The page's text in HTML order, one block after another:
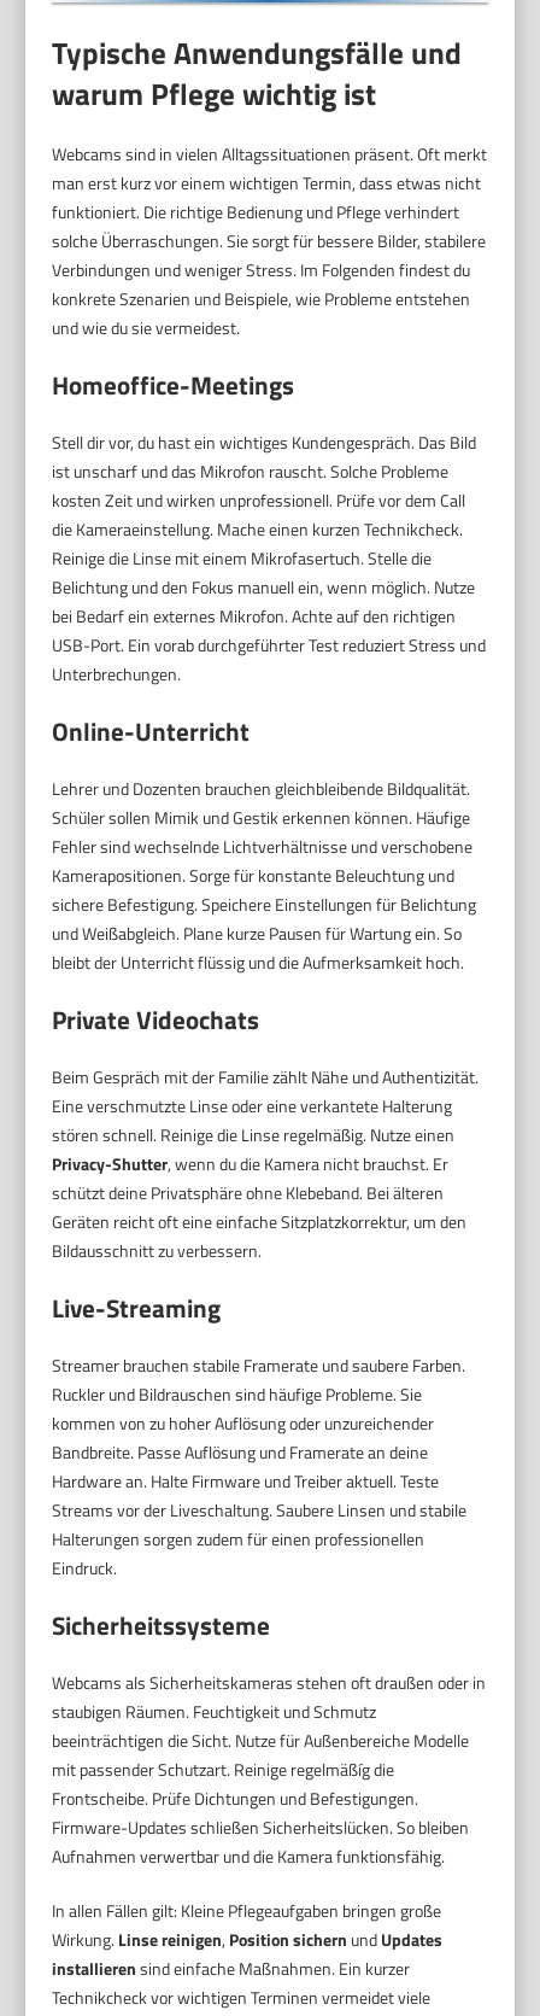
Typische Anwendungsfälle und
warum Pflege wichtig ist
Webcams sind in vielen Alltagssituationen präsent. Oft merkt
man erst kurz vor einem wichtigen Termin, dass etwas nicht
funktioniert. Die richtige Bedienung und Pflege verhindert
solche Überraschungen. Sie sorgt für bessere Bilder, stabilere
Verbindungen und weniger Stress. Im Folgenden findest du
konkrete Szenarien und Beispiele, wie Probleme entstehen
und wie du sie vermeidest.
Homeoffice-Meetings
Stell dir vor, du hast ein wichtiges Kundengespräch. Das Bild
ist unscharf und das Mikrofon rauscht. Solche Probleme
kosten Zeit und wirken unprofessionell. Prüfe vor dem Call
die Kameraeinstellung. Mache einen kurzen Technikcheck.
Reinige die Linse mit einem Mikrofasertuch. Stelle die
Belichtung und den Fokus manuell ein, wenn möglich. Nutze
bei Bedarf ein externes Mikrofon. Achte auf den richtigen
USB-Port. Ein vorab durchgeführter Test reduziert Stress und
Unterbrechungen.
Online-Unterricht
Lehrer und Dozenten brauchen gleichbleibende Bildqualität.
Schüler sollen Mimik und Gestik erkennen können. Häufige
Fehler sind wechselnde Lichtverhältnisse und verschobene
Kamerapositionen. Sorge für konstante Beleuchtung und
sichere Befestigung. Speichere Einstellungen für Belichtung
und Weißabgleich. Plane kurze Pausen für Wartung ein. So
bleibt der Unterricht flüssig und die Aufmerksamkeit hoch.
Private Videochats
Beim Gespräch mit der Familie zählt Nähe und Authentizität.
Eine verschmutzte Linse oder eine verkantete Halterung
stören schnell. Reinige die Linse regelmäßig. Nutze einen
Privacy-Shutter, wenn du die Kamera nicht brauchst. Er
schützt deine Privatsphäre ohne Klebeband. Bei älteren
Geräten reicht oft eine einfache Sitzplatzkorrektur, um den
Bildausschnitt zu verbessern.
Live-Streaming
Streamer brauchen stabile Framerate und saubere Farben.
Ruckler und Bildrauschen sind häufige Probleme. Sie
kommen von zu hoher Auflösung oder unzureichender
Bandbreite. Passe Auflösung und Framerate an deine
Hardware an. Halte Firmware und Treiber aktuell. Teste
Streams vor der Liveschaltung. Saubere Linsen und stabile
Halterungen sorgen zudem für einen professionellen
Eindruck.
Sicherheitssysteme
Webcams als Sicherheitskameras stehen oft draußen oder in
staubigen Räumen. Feuchtigkeit und Schmutz
beeinträchtigen die Sicht. Nutze für Außenbereiche Modelle
mit passender Schutzart. Reinige regelmäßíg die
Frontscheibe. Prüfe Dichtungen und Befestigungen.
Firmware-Updates schließen Sicherheitslücken. So bleiben
Aufnahmen verwertbar und die Kamera funktionsfähig.
In allen Fällen gilt: Kleine Pflegeaufgaben bringen große
Wirkung. Linse reinigen, Position sichern undUpdates
installierensind einfache Maßnahmen. Ein kurzer
Technikcheck vor wichtigen Terminen vermeidet viele